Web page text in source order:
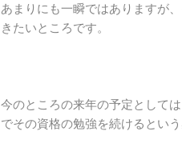
あまりにも一瞬ではありますが
きたいところです。
今のところの来年の予定として
でその資格の勉強を続けるという